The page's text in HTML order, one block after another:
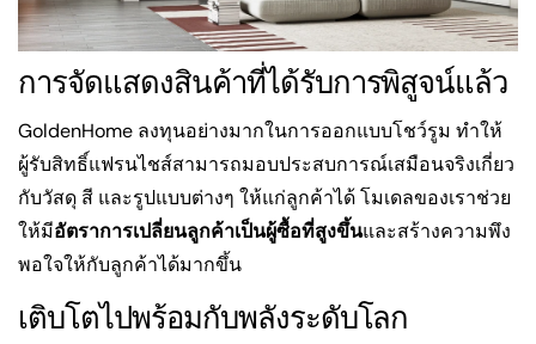
การจัดแสดงสินค้าที่ได้รับการพิสูจน์แล้ว
GoldenHome ลงทุนอย่างมากในการออกแบบโชว์รูม ทำให้
ผู้รับสิทธิ์แฟรนไชส์สามารถมอบประสบการณ์เสมือนจริงเกี่ยว
กับวัสดุ สี และรูปแบบต่างๆ ให้แก่ลูกค้าได้ โมเดลของเราช่วย
ให้มีอัตราการเปลี่ยนลูกค้าเป็นผู้ซื้อที่สูงขึ้นและสร้างความพึง
พอใจให้กับลูกค้าได้มากขึ้น
เติบโตไปพร้อมกับพลังระดับโลก